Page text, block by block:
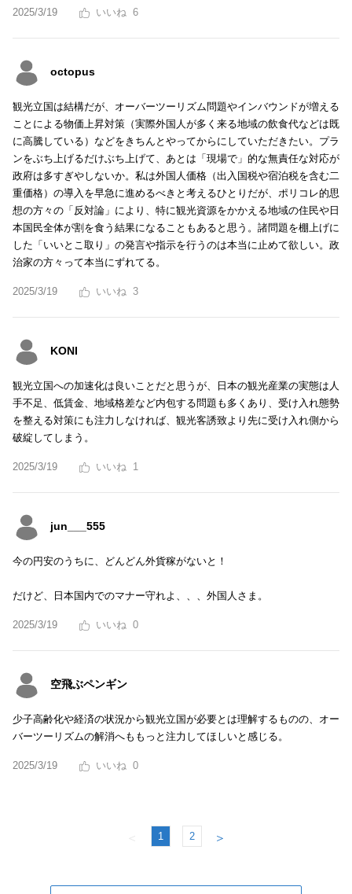
2025/3/19 6
octopus
観光立国は結構だが、オーバーツーリズム問題やインバウンドが増える
ことによる物価上昇対策（実際外国人が多く来る地域の飲食代などは既
に高騰している）などをきちんとやってからにしていただきたい。プラ
ンをぶち上げるだけぶち上げて、あとは「現場で」的な無責任な対応が
政府は多すぎやしないか。私は外国人価格（出入国税や宿泊税を含む二
重価格）の導入を早急に進めるべきと考えるひとりだが、ポリコレ的思
想の方々の「反対論」により、特に観光資源をかかえる地域の住民や日
本国民全体が割を食う結果になることもあると思う。諸問題を棚上げに
した「いいとこ取り」の発言や指示を行うのは本当に止めて欲しい。政
治家の方々って本当にずれてる。
2025/3/19 3
KONI
観光立国への加速化は良いことだと思うが、日本の観光産業の実態は人
手不足、低賃金、地域格差など内包する問題も多くあり、受け入れ態勢
を整える対策にも注力しなければ、観光客誘致より先に受け入れ側から
破綻してしまう。
2025/3/19 1
jun___555
今の円安のうちに、どんどん外貨稼がないと！
だけど、日本国内でのマナー守れよ、、、外国人さま。
2025/3/19 0
空飛ぶペンギン
少子高齢化や経済の状況から観光立国が必要とは理解するものの、オー
バーツーリズムの解消へももっと注力してほしいと感じる。
2025/3/19 0
＜ 1 2 ＞